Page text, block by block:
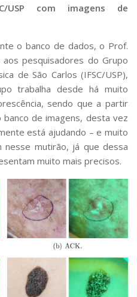
USP com imagens de
o banco de dados, o Prof.
pesquisadores do Grupo
de São Carlos (IFSC/USP),
trabalha desde há muito
sendo que a partir
de imagens, desta vez
está ajudando – e muito
nesse mutirão, já que dessa
muito mais precisos.